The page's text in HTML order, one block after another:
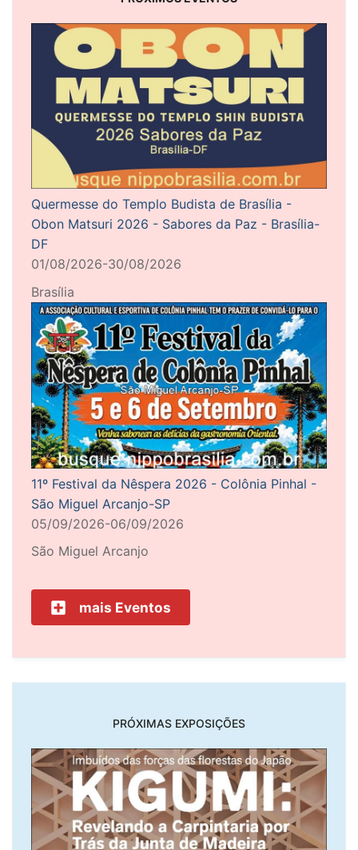
Quermesse do Templo Budista de Brasília -
Obon Matsuri 2026 - Sabores da Paz - Brasília-
DF
01/08/2026-30/08/2026
Brasília
11º Festival da Nêspera 2026 - Colônia Pinhal -
São Miguel Arcanjo-SP
05/09/2026-06/09/2026
São Miguel Arcanjo
mais Eventos
PRÓXIMAS EXPOSIÇÕES